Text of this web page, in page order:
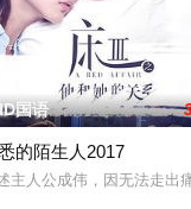
旅程，从他以杰克逊五
国语
的陌生人2017
主人公成伟，因无法走出